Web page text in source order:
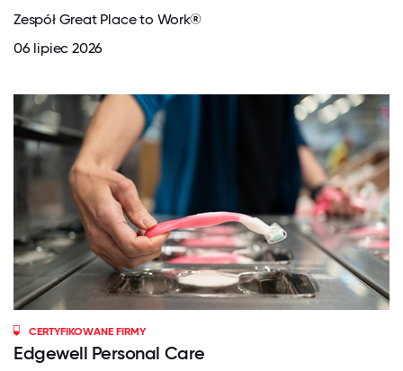
Zespół Great Place to Work®
06 lipiec 2026
CERTYFIKOWANE FIRMY
Edgewell Personal Care